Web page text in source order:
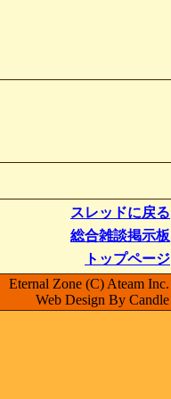
スレッドに戻る
総合雑談掲示板
トップページ
Eternal Zone (C) Ateam Inc.
Web Design By Candle